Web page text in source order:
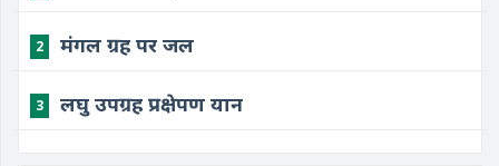
2 ​मंगल ग्रह पर जल
3 ​लघु उपग्रह प्रक्षेपण यान